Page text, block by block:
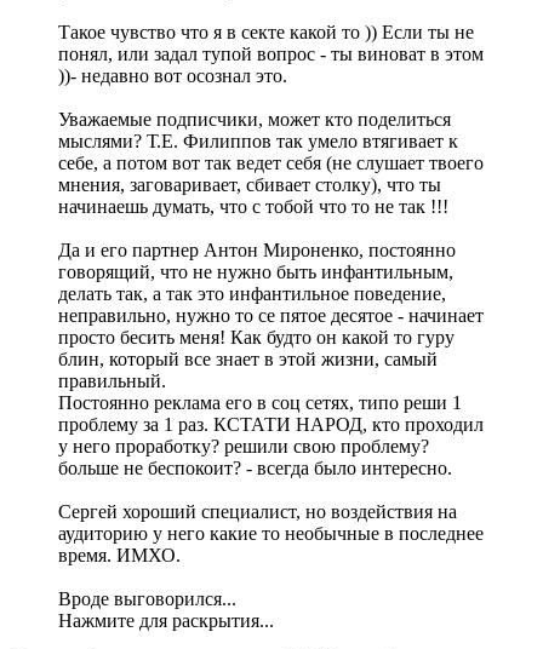
Такое чувство что я в секте какой то )) Если ты не
понял, или задал тупой вопрос - ты виноват в этом
))- недавно вот осознал это.
Уважаемые подписчики, может кто поделиться
мыслями? Т.Е. Филиппов так умело втягивает к
себе, а потом вот так ведет себя (не слушает твоего
мнения, заговаривает, сбивает столку), что ты
начинаешь думать, что с тобой что то не так !!!
Да и его партнер Антон Мироненко, постоянно
говорящий, что не нужно быть инфантильным,
делать так, а так это инфантильное поведение,
неправильно, нужно то се пятое десятое - начинает
просто бесить меня! Как будто он какой то гуру
блин, который все знает в этой жизни, самый
правильный.
Постоянно реклама его в соц сетях, типо реши 1
проблему за 1 раз. КСТАТИ НАРОД, кто проходил
у него проработку? решили свою проблему?
больше не беспокоит? - всегда было интересно.
Сергей хороший специалист, но воздействия на
аудиторию у него какие то необычные в последнее
время. ИМХО.
Вроде выговорился...
Нажмите для раскрытия...